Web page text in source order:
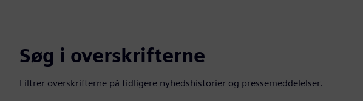
Søg i overskrifterne
Filtrer overskrifterne på tidligere nyhedshistorier og pressemeddelelser.